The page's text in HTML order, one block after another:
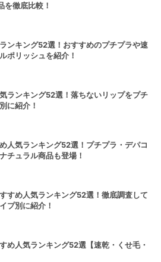
を徹底比較！
ンキング52選！おすすめのプチプラや速
ポリッシュを紹介！
ランキング52選！落ちないリップをプチ
に紹介！
人気ランキング52選！プチプラ・デパコ
チュラル商品も登場！
すめ人気ランキング52選！徹底調査して
プ別に紹介！
め人気ランキング52選【速乾・くせ毛・